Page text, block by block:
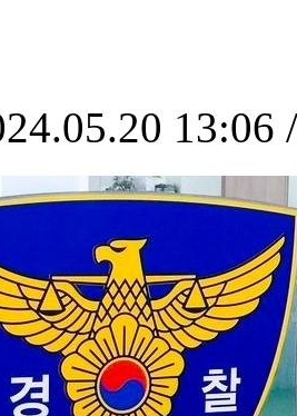
13:06